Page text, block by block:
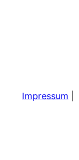
Impressum